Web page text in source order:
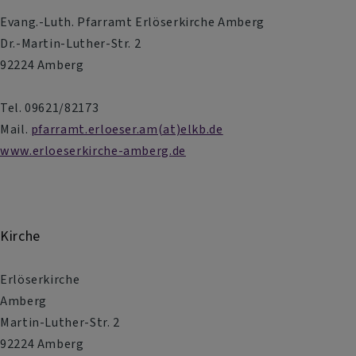
Evang.-Luth. Pfarramt Erlöserkirche Amberg
Dr.-Martin-Luther-Str. 2
92224 Amberg
Tel. 09621/82173
Mail. pfarramt.erloeser.am(at)elkb.de
www.erloeserkirche-amberg.de
Kirche
Erlöserkirche
Amberg
Martin-Luther-Str. 2
92224 Amberg